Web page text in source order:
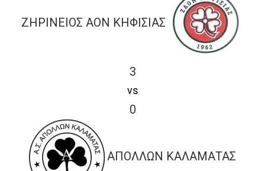
ΖΗΡΙΝΕΙΟΣ ΑΟΝ ΚΗΦΙΣΙΑΣ
3
vs
0
ΑΠΟΛΛΩΝ ΚΑΛΑΜΑΤΑΣ